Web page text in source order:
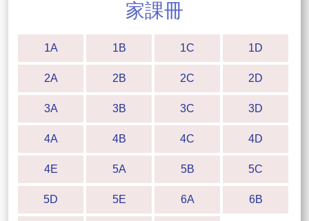
家課冊
1A 1B 1C 1D
2A 2B 2C 2D
3A 3B 3C 3D
4A 4B 4C 4D
4E 5A 5B 5C
5D 5E 6A 6B